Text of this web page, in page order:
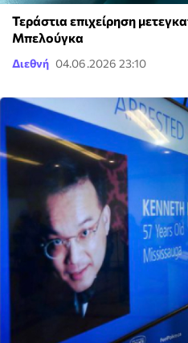
Τεράστια επιχείρηση
Μπελούγκα
Διεθνή 04.06.2026 23:10